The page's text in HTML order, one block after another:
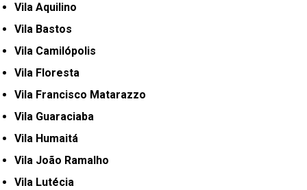
Vila Aquilino
Vila Bastos
Vila Camilópolis
Vila Floresta
Vila Francisco Matarazzo
Vila Guaraciaba
Vila Humaitá
Vila João Ramalho
Vila Lutécia